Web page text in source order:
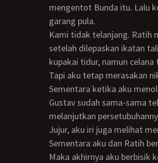
mengentot Bunda itu. Lalu
garang pula.
Kami tidak telanjang. Ratih masih mengenakan kimono yang cuma direntangkan
setelah dilepaskan ikatan
kupakai tidur, namun
Tapi aku tetap merasakan nikmatnya mengentot memek adik bungsu Bunda ini.
Sementara ketika aku
Gustav sudah sama-sama
melanjutkan
Jujur, aku iri juga melihat mereka bisa enak-enakan bersetubuh di atas kasur empuk.
Sementara aku dan Ratih
Maka akhirnya aku berbisik ke telinga tanteku yang muda-jelita itu, “Kita pindah ke